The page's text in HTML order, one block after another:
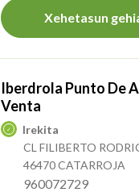
Xehetasun
Iberdrola Punto De
Venta
Irekita
CL FILIBERTO
46470 CATARROJA
960072729